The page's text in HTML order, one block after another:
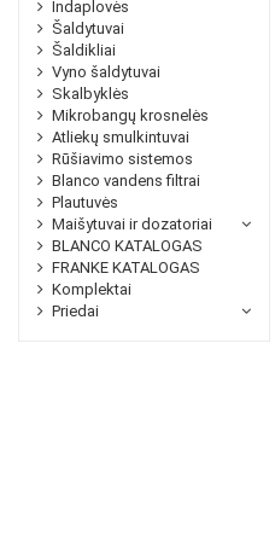
Indaplovės
Šaldytuvai
Šaldikliai
Vyno šaldytuvai
Skalbyklės
Mikrobangų krosnelės
Atliekų smulkintuvai
Rūšiavimo sistemos
Blanco vandens filtrai
Plautuvės
Maišytuvai ir dozatoriai
BLANCO KATALOGAS
FRANKE KATALOGAS
Komplektai
Priedai